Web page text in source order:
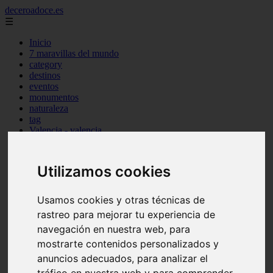
Utilizamos cookies
Usamos cookies y otras técnicas de
rastreo para mejorar tu experiencia de
navegación en nuestra web, para
mostrarte contenidos personalizados y
anuncios adecuados, para analizar el
deceroadoce.es
☰
Inicio
7 maravillas del mundo
category
destinos
eventos
monumentos
naturaleza
tag
Valencia - valencia
Madrid - valdemoro
Sevilla - bormujos
A-coruña - a-coruña
Murcia - murcia
Alicante - benidorm
Alicante - finestrat
Almería - mojácar
Alicante - orihuela
Huesca - jaca